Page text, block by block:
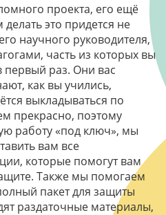
проекта, его ещё
это придется не
научного руководителя,
часть из которых вы
раз. Они вас
как вы учились,
выкладываться по
прекрасно, поэтому
работу «под ключ», мы
вам все
которые помогут вам
Также мы помогаем
пакет для защиты
раздаточные материалы,